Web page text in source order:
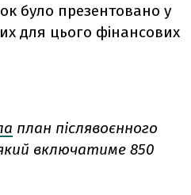
було презентовано у
для цього фінансових
план післявоєнного
включатиме 850